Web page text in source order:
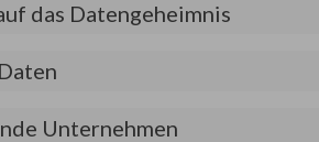
das Datengeheimnis
Unternehmen